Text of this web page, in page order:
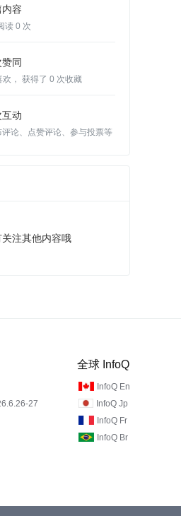
内容
读 0 次
赞同
欢， 获得了 0 次收藏
互动
论、点赞评论、参与投票等
注其他内容哦
27
全球 InfoQ
InfoQ En
InfoQ Jp
InfoQ Fr
InfoQ Br